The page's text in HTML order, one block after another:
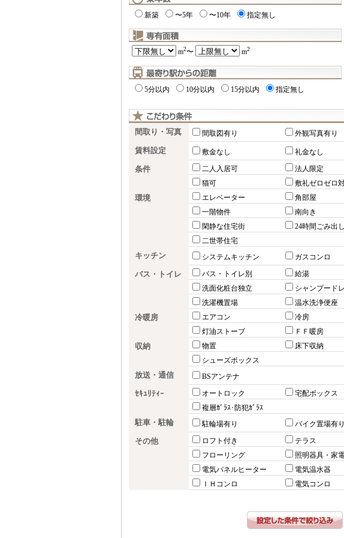
新築 〜5年 〜10年 指定無し
m2〜 m2
5分以内 10分以内 15分以内 指定無し
間取り・写真 間取図有り 外観写真有り
賃料設定 敷金なし 礼金なし
条件 二人入居可 法人限定
猫可
敷礼ゼロゼロ
環境 エレベーター 角部屋
一階物件
南向き
閑静な住宅街
24時間ごみ出し
二世帯住宅
キッチン システムキッチン ガスコンロ
バス・トイレ バス・トイレ別 給湯
洗面化粧台独立
シャンプード
洗濯機置場
温水洗浄便座
冷暖房 エアコン 冷房
灯油ストーブ
ＦＦ暖房
収納 物置 床下収納
シューズボックス
放送・通信 BSアンテナ
ｾｷｭﾘﾃｨｰ オートロック 宅配ボックス
複層ｶﾞﾗｽ･防犯ｶﾞﾗｽ
駐車・駐輪 駐輪場有り バイク置場有り
その他 ロフト付き テラス
フローリング
照明器具・家
電気パネルヒーター
電気温水器
ＩＨコンロ
電気コンロ